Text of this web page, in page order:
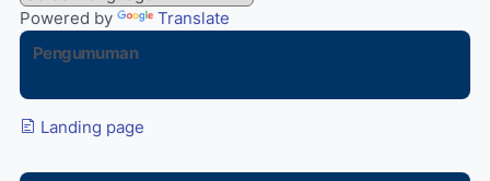
Powered by
Translate
Pengumuman
Landing page